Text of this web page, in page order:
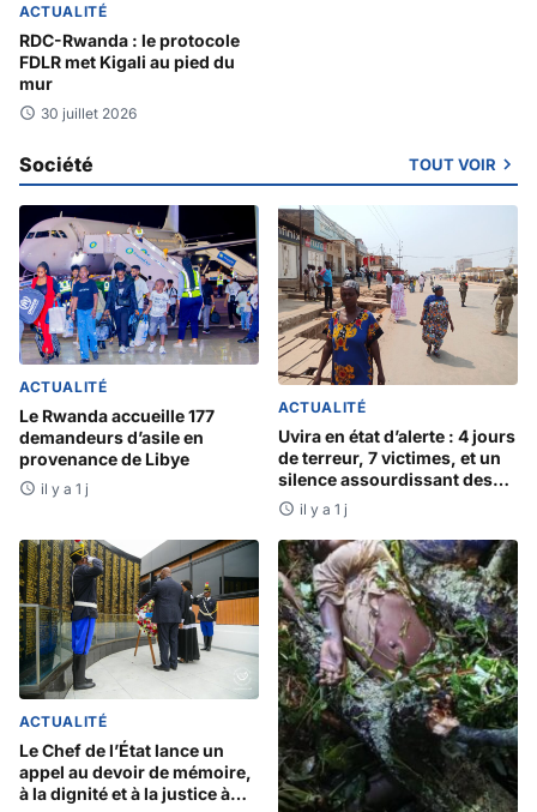
ACTUALITÉ
RDC-Rwanda : le protocole
FDLR met Kigali au pied du
mur
30 juillet 2026
Société TOUT VOIR
ACTUALITÉ
Le Rwanda accueille 177
demandeurs d’asile en
provenance de Libye
il y a 1 j
ACTUALITÉ
Uvira en état d’alerte : 4 jours
de terreur, 7 victimes, et un
silence assourdissant des
autorités
il y a 1 j
ACTUALITÉ
Le Chef de l’État lance un
appel au devoir de mémoire,
à la dignité et à la justice à